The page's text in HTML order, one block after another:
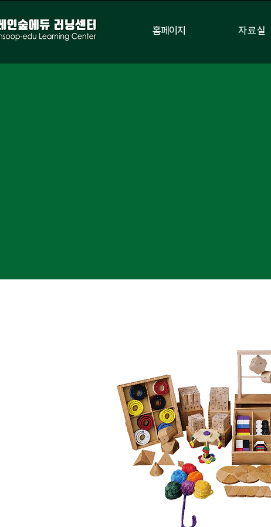
홈페이지 자료실